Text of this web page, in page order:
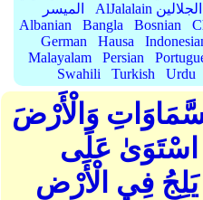
الميسر
AlJalalain الجلالين
Albanian
Bangla Bosnian
German
Hausa
Malayalam
Persian
Swahili
Turkish Urdu
وَالْأَرْضَ
اسْتَوَىٰ عَلَى
يَلِجُ فِي الْأَرْضِ